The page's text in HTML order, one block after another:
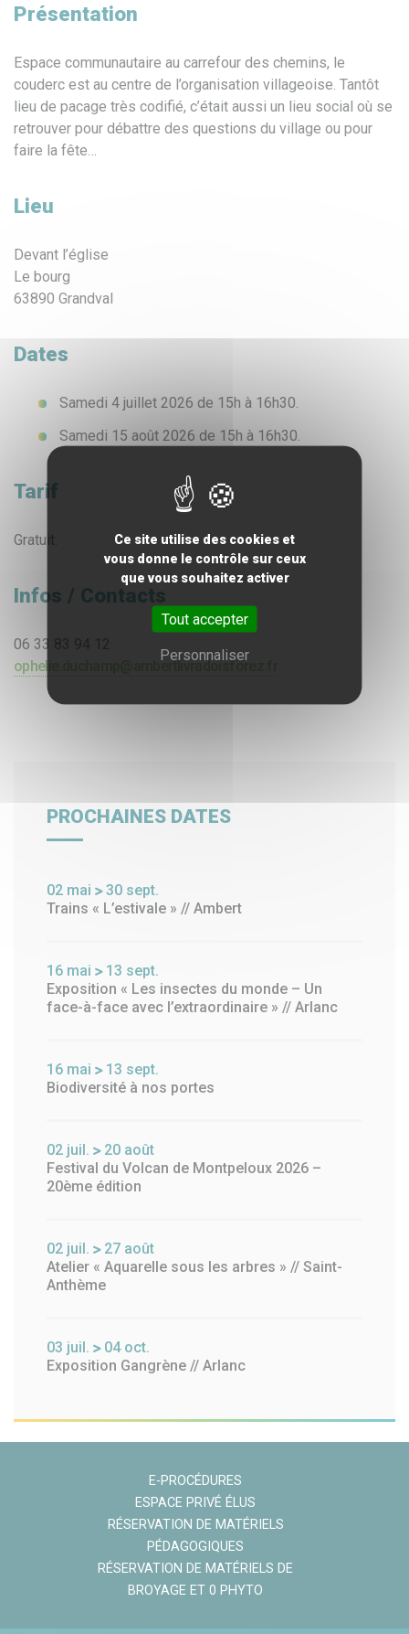
Présentation
Espace communautaire au carrefour des chemins, le
couderc est au centre de l’organisation villageoise. Tantôt
lieu de pacage très codifié, c’était aussi un lieu social où se
retrouver pour débattre des questions du village ou pour
faire la fête…
Lieu
Devant l’église
Le bourg
63890 Grandval
Dates
Samedi 4 juillet 2026 de 15h à 16h30.
Samedi 15 août 2026 de 15h à 16h30.
Tarif
Gratuit.
Infos / Contacts
06 33 83 94 12
ophelie.duchamp@ambertlivradoisforez.fr
PROCHAINES DATES
02 mai 30 sept.
Trains « L’estivale » // Ambert
16 mai 13 sept.
Exposition « Les insectes du monde – Un
face-à-face avec l’extraordinaire » // Arlanc
16 mai 13 sept.
Biodiversité à nos portes
02 juil. 20 août
Festival du Volcan de Montpeloux 2026 –
20ème édition
02 juil. 27 août
Atelier « Aquarelle sous les arbres » // Saint-
Anthème
03 juil. 04 oct.
Exposition Gangrène // Arlanc
E-PROCÉDURES
ESPACE PRIVÉ ÉLUS
RÉSERVATION DE MATÉRIELS
PÉDAGOGIQUES
RÉSERVATION DE MATÉRIELS DE
BROYAGE ET 0 PHYTO
Ce site utilise des cookies et
vous donne le contrôle sur ceux
que vous souhaitez activer
Tout accepter
Personnaliser